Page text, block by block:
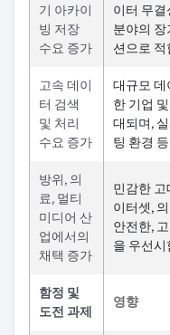
기 아카이
빙 저장
수요 증가
이터 무
분야의
션으로 적
고속 데이
터 검색
및 처리
수요 증가
대규모 데
한 기업
대되며,
팅 환경
방위, 의
료, 멀티
미디어 산
업에서의
채택 증가
민감한
이터셋,
안전한,
을 우선
함정 및
도전 과제
영향